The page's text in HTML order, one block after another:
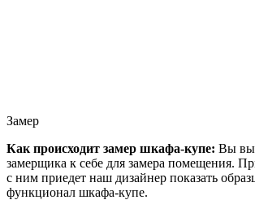
Замер
Как происходит замер шкафа-купе: Вы
замерщика к себе для замера помещения.
с ним приедет наш дизайнер показать
функционал шкафа-купе.